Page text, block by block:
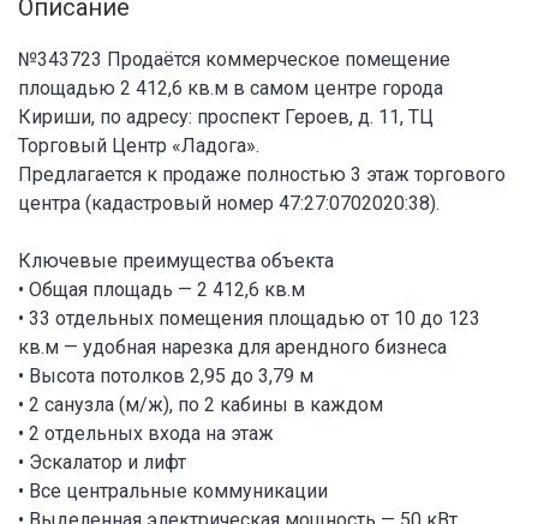
Описание
№343723 Продаётся коммерческое помещение
площадью 2 412,6 кв.м в самом центре города
Кириши, по адресу: проспект Героев, д. 11, ТЦ
Торговый Центр «Ладога».
Предлагается к продаже полностью 3 этаж торгового
центра (кадастровый номер 47:27:0702020:38).
Ключевые преимущества объекта
• Общая площадь — 2 412,6 кв.м
• 33 отдельных помещения площадью от 10 до 123
кв.м — удобная нарезка для арендного бизнеса
• Высота потолков 2,95 до 3,79 м
• 2 санузла (м/ж), по 2 кабины в каждом
• 2 отдельных входа на этаж
• Эскалатор и лифт
• Все центральные коммуникации
• Выделенная электрическая мощность — 50 кВт